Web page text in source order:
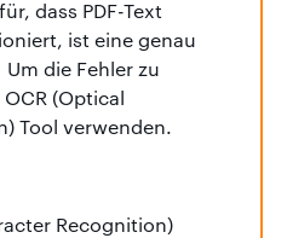
dass PDF-Text
ist eine genau
die Fehler zu
(Optical
Tool verwenden.
Recognition)